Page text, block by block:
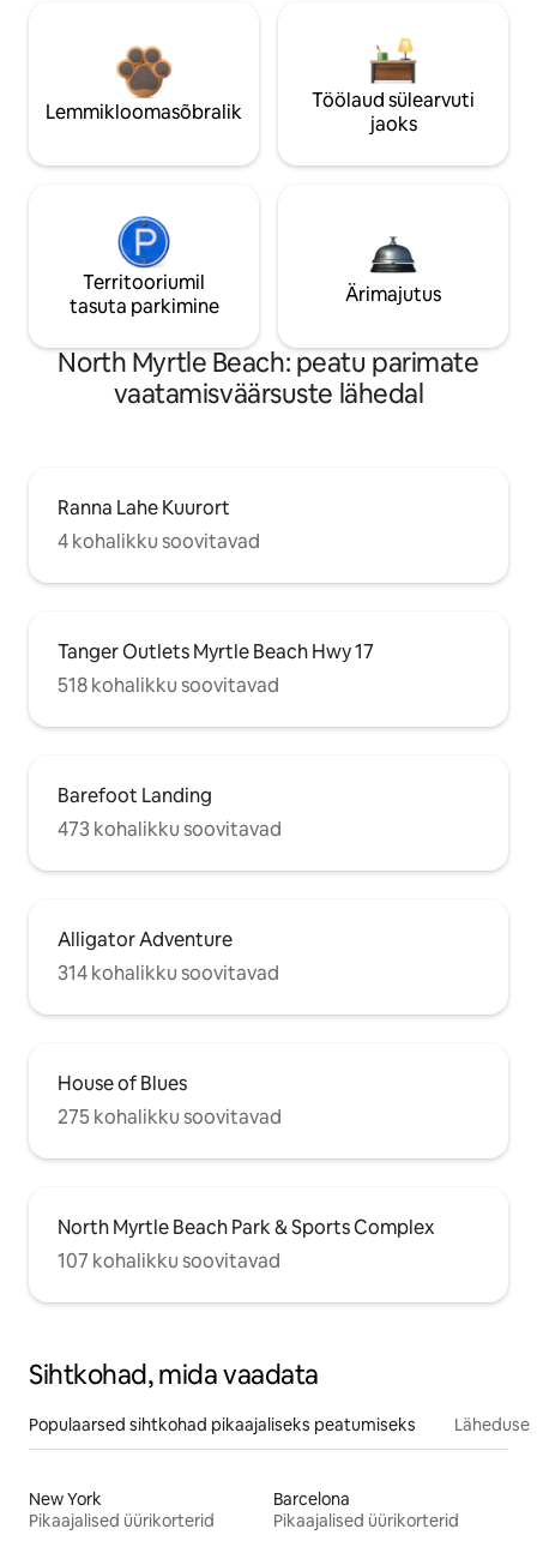
Lemmikloomasõbralik
Töölaud sülearvuti
jaoks
Territooriumil
tasuta parkimine
Ärimajutus
North Myrtle Beach: peatu parimate
vaatamisväärsuste lähedal
Ranna Lahe Kuurort
4 kohalikku soovitavad
Tanger Outlets Myrtle Beach Hwy 17
518 kohalikku soovitavad
Barefoot Landing
473 kohalikku soovitavad
Alligator Adventure
314 kohalikku soovitavad
House of Blues
275 kohalikku soovitavad
North Myrtle Beach Park & Sports Complex
107 kohalikku soovitavad
Sihtkohad, mida vaadata
Populaarsed sihtkohad pikaajaliseks peatumiseks
New York
Pikaajalised üürikorterid
Barcelona
Pikaajalised üürikorterid